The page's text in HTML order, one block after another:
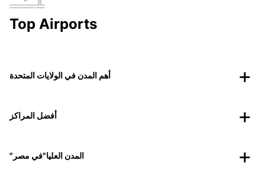
Top Airports
أهم المدن في الولايات المتحدة
أفضل المراكز
"المدن العليا"في مصر